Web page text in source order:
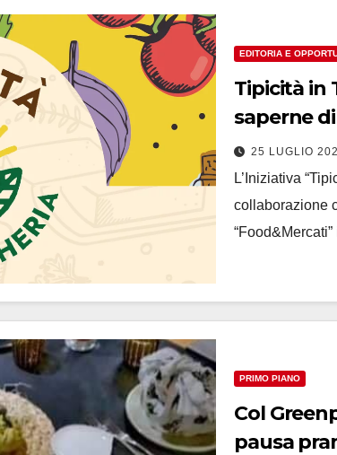
EDITORIA E
Tipicità in
saperne
25 LUGLIO
L’Iniziativa
collaborazione
PRIMO PIANO
Col
pausa